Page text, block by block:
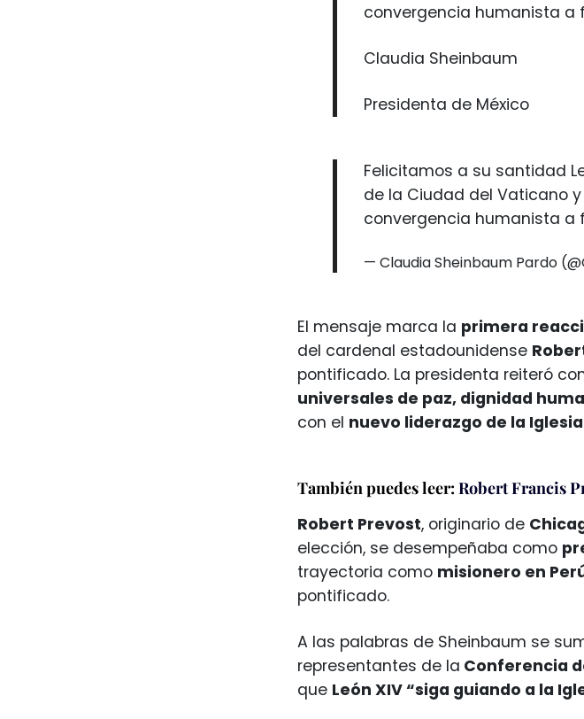
convergencia humanista a
Claudia Sheinbaum
Presidenta de México
Felicitamos a su santidad
de la Ciudad del Vaticano
convergencia humanista a
— Claudia Sheinbaum Pardo
El mensaje marca la primera
del cardenal estadounidense
pontificado. La presidenta reiteró
universales de paz, dignidad
con el nuevo liderazgo de la
También puedes leer: Robert Francis
Robert Prevost, originario de
elección, se desempeñaba como
trayectoria como misionero en
pontificado.
A las palabras de Sheinbaum se
representantes de la Conferencia
que León XIV “siga guiando a la